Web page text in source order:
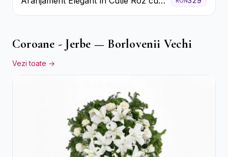
Trandafiri și Gerbera
Coroane - Jerbe — Borlovenii Vechi
Vezi toate →